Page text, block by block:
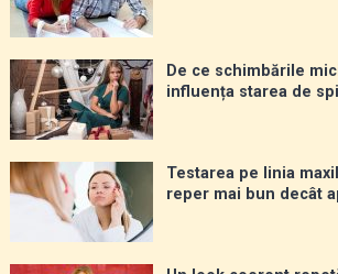
De ce schimbările
influența starea de
Testarea pe linia
reper mai bun decât